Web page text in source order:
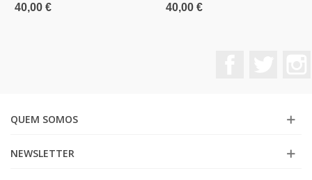
40,00 € 40,00 €
QUEM SOMOS
NEWSLETTER